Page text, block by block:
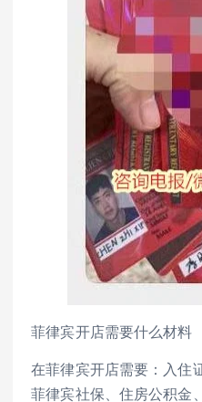
菲律宾开店需要什么材料
在菲律宾开店需要：入住
菲律宾社保、住房公积金